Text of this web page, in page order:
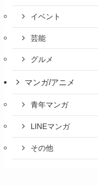
イベント
芸能
グルメ
マンガ/アニメ
青年マンガ
LINEマンガ
その他